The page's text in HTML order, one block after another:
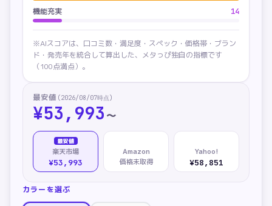
機能充実 14
※AIスコアは、口コミ数・満足度・スペック・価格帯・ブラン
ド・発売年を統合して算出した、メタっぴ独自の指標です
（100点満点）。
最安値 (2026/08/07時点)
¥53,993 〜
最安値
楽天市場
¥53,993
Amazon
価格未取得
Yahoo!
¥58,851
カラーを選ぶ